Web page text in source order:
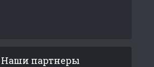
Наши партнеры